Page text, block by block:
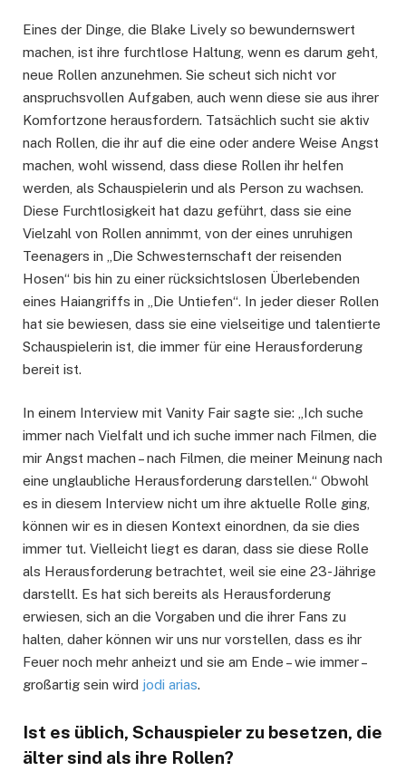
Eines der Dinge, die Blake Lively so bewundernswert
machen, ist ihre furchtlose Haltung, wenn es darum geht,
neue Rollen anzunehmen. Sie scheut sich nicht vor
anspruchsvollen Aufgaben, auch wenn diese sie aus ihrer
Komfortzone herausfordern. Tatsächlich sucht sie aktiv
nach Rollen, die ihr auf die eine oder andere Weise Angst
machen, wohl wissend, dass diese Rollen ihr helfen
werden, als Schauspielerin und als Person zu wachsen.
Diese Furchtlosigkeit hat dazu geführt, dass sie eine
Vielzahl von Rollen annimmt, von der eines unruhigen
Teenagers in „Die Schwesternschaft der reisenden
Hosen“ bis hin zu einer rücksichtslosen Überlebenden
eines Haiangriffs in „Die Untiefen“. In jeder dieser Rollen
hat sie bewiesen, dass sie eine vielseitige und talentierte
Schauspielerin ist, die immer für eine Herausforderung
bereit ist.
In einem Interview mit Vanity Fair sagte sie: „Ich suche
immer nach Vielfalt und ich suche immer nach Filmen, die
mir Angst machen – nach Filmen, die meiner Meinung nach
eine unglaubliche Herausforderung darstellen.“ Obwohl
es in diesem Interview nicht um ihre aktuelle Rolle ging,
können wir es in diesen Kontext einordnen, da sie dies
immer tut. Vielleicht liegt es daran, dass sie diese Rolle
als Herausforderung betrachtet, weil sie eine 23-Jährige
darstellt. Es hat sich bereits als Herausforderung
erwiesen, sich an die Vorgaben und die ihrer Fans zu
halten, daher können wir uns nur vorstellen, dass es ihr
Feuer noch mehr anheizt und sie am Ende – wie immer –
großartig sein wird jodi arias.
Ist es üblich, Schauspieler zu besetzen, die
älter sind als ihre Rollen?